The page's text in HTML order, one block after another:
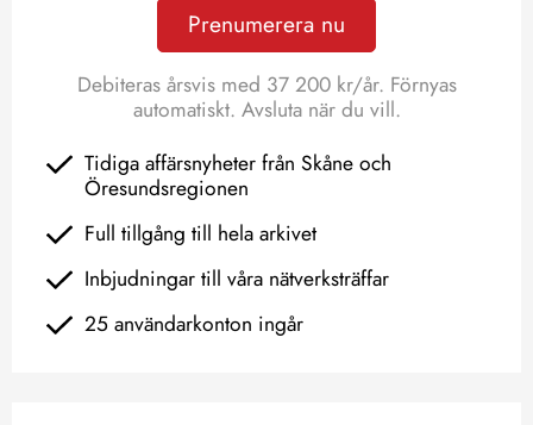
Prenumerera nu
Debiteras årsvis med 37 200 kr/år. Förnyas
automatiskt. Avsluta när du vill.
Tidiga affärsnyheter från Skåne och
Öresundsregionen
Full tillgång till hela arkivet
Inbjudningar till våra nätverksträffar
25 användarkonton ingår